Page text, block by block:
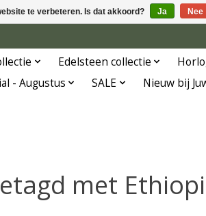
Edelsteen collectie
- Augustus SALE Nieuw bij
met
te verbeteren. Is dat akkoord? Ja Nee